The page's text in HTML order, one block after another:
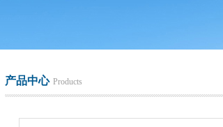
产品中心 Products